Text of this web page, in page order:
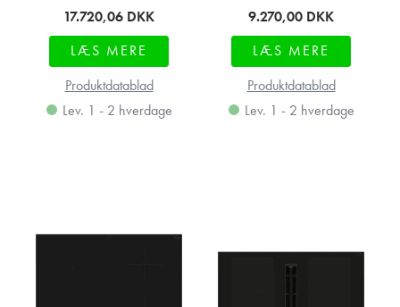
17.720,06 DKK
LÆS MERE
Produktdatablad
Lev. 1 - 2 hverdage
9.270,00 DKK
LÆS MERE
Produktdatablad
Lev. 1 - 2 hverdage